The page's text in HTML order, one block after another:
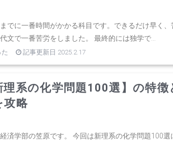
でに一番時間がかかる科目です。できるだけ早く
文で一番苦労をしました。 最終的には独学で...
記事更新日 2025.2.17
理系の化学問題100選】の特
攻略
済学部の笠原です。 今回は新理系の化学問題100